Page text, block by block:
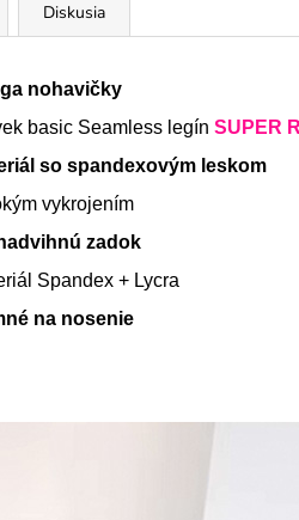
Diskusia
nohavičky
basic Seamless legín SUPER
so spandexovým leskom
vykrojením
zadok
Spandex + Lycra
na nosenie